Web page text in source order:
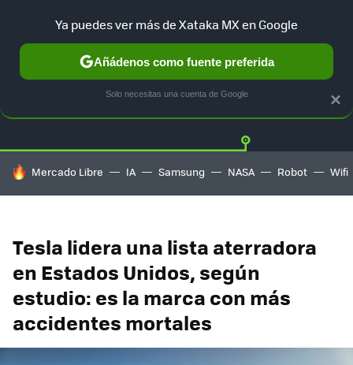
TESLA UBER AUTO ELECTRICO Twitter
HOY SE HABLA DE
Mercado Libre IA Samsung NASA Robot Wifi
Tesla lidera una lista aterradora
en Estados Unidos, según
estudio: es la marca con más
accidentes mortales
×
Ya puedes ver más de Xataka MX en Google
Añádenos como fuente preferida
Solo necesitas una cuenta de Google